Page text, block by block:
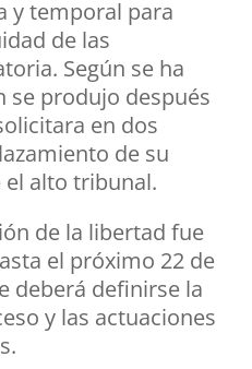
y temporal para
de las
Según se ha
se produjo después
en dos
de su
alto tribunal.
de la libertad fue
el próximo 22 de
deberá definirse la
y las actuaciones